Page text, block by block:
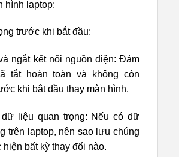
hình laptop:
trước khi bắt đầu:
ngắt kết nối nguồn điện: Đảm
tắt hoàn toàn và không còn
khi bắt đầu thay màn hình.
liệu quan trọng: Nếu có dữ
trên laptop, nên sao lưu chúng
bất kỳ thay đổi nào.